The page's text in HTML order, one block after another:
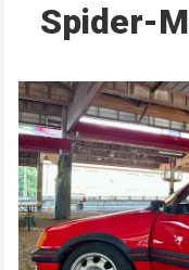
Spider-